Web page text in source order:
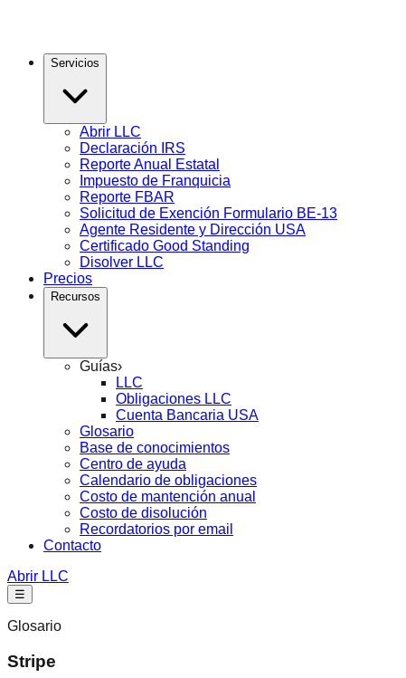
Servicios
Abrir LLC
Declaración IRS
Reporte Anual Estatal
Impuesto de Franquicia
Reporte FBAR
Solicitud de Exención Formulario BE-13
Agente Residente y Dirección USA
Certificado Good Standing
Disolver LLC
Precios
Recursos
Guías›
LLC
Obligaciones LLC
Cuenta Bancaria USA
Glosario
Base de conocimientos
Centro de ayuda
Calendario de obligaciones
Costo de mantención anual
Costo de disolución
Recordatorios por email
Contacto
Abrir LLC
☰
Glosario
Stripe